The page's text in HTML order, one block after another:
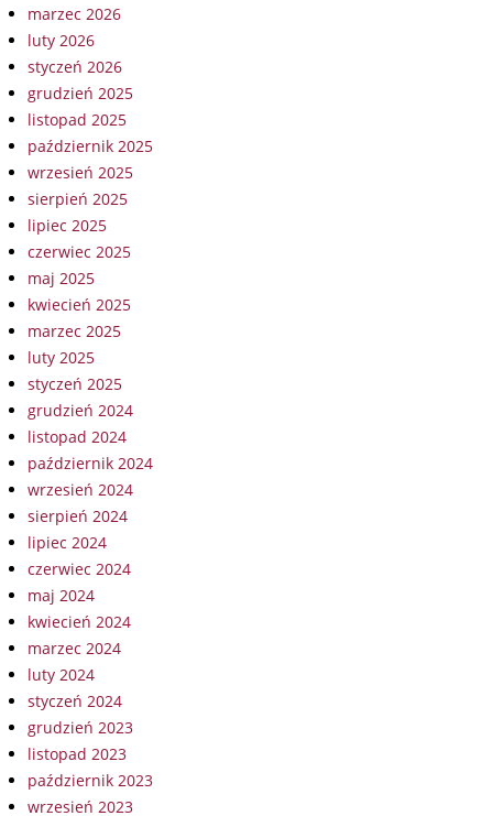
marzec 2026
luty 2026
styczeń 2026
grudzień 2025
listopad 2025
październik 2025
wrzesień 2025
sierpień 2025
lipiec 2025
czerwiec 2025
maj 2025
kwiecień 2025
marzec 2025
luty 2025
styczeń 2025
grudzień 2024
listopad 2024
październik 2024
wrzesień 2024
sierpień 2024
lipiec 2024
czerwiec 2024
maj 2024
kwiecień 2024
marzec 2024
luty 2024
styczeń 2024
grudzień 2023
listopad 2023
październik 2023
wrzesień 2023